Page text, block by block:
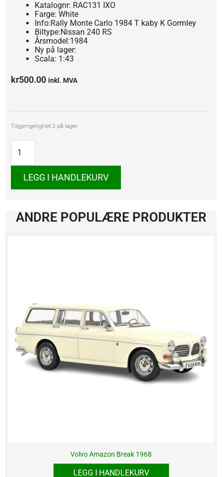
Katalognr: RAC131 IXO
Farge: White
Info:Rally Monte Carlo 1984 T kaby K Gormley
Biltype:Nissan 240 RS
Årsmodel:1984
Ny på lager:
Scala: 1:43
kr500.00 inkl. MVA
Tilgjengelighet 2 på lager
Nissan
antall
LEGG I HANDLEKURV
ANDRE POPULÆRE PRODUKTER
Volvo Amazon Break 1968
LEGG I HANDLEKURV